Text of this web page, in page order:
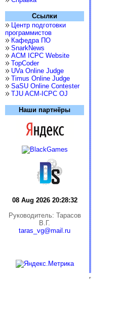
Ссылки
Центр подготовки
программистов
Кафедра ПО
SnarkNews
ACM ICPC Website
TopCoder
UVa Online Judge
Timus Online Judge
SaSU Online Contester
TJU ACM-ICPC OJ
Наши партнёры
08 Aug 2026 20:28:33
Руководитель: Тарасов
В.Г.
taras_vg@mail.ru